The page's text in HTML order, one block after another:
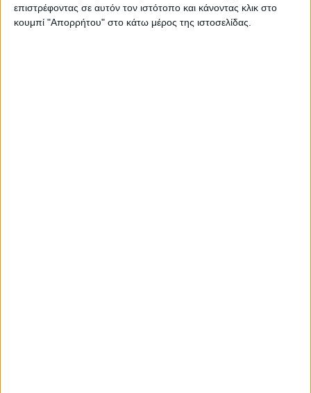
επιστρέφοντας σε αυτόν τον ιστότοπο και κάνοντας κλικ στο
κουμπί "Απορρήτου" στο κάτω μέρος της ιστοσελίδας.